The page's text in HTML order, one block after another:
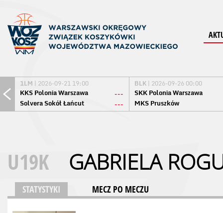
1LM | 2026-09-21 19:00
KKS Polonia Warszawa
---
Solvera Sokół Łańcut
---
BLK | 2026-09-26 00:00
SKK Polonia Warszawa
MKS Pruszków
U19K GABRIELA
STATYSTYKI MECZ PO MECZU